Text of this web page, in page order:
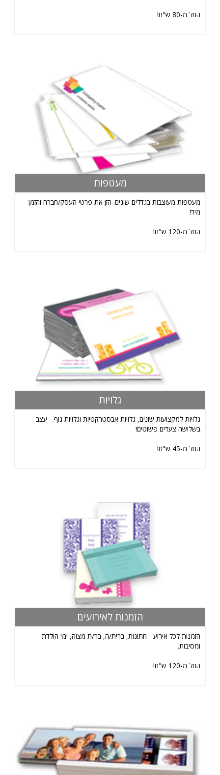
החל מ-80 ש"ח!
מעטפות
מעטפות מעוצבות בגדלים שונים. הזן את פרטי העסק/חברה והזמן
מיד!
החל מ-120 ש"ח!
גלויות
גלויות למקצועות שונים, גלויות אבסטרקטיות וגלויות נוף - עצב
בשלושה צעדים פשוטים!
החל מ-45 ש"ח!
הזמנות לאירועים
הזמנות לכל אירוע - חתונות, ברית/ה, בר/ת מצוה, ימי הולדת
ומסיבות.
החל מ-120 ש"ח!